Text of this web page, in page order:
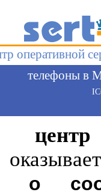
оперативной
телефоны в
о